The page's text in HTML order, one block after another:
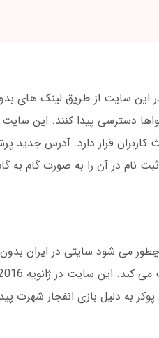
که در سال 1395 تاسیس شد. ثبت نام در این سایت از طریق
دسترسی پیدا کنند. این
کاربران قرار دارد. آدرس جدید
نام در آن را به صورت گام به
می شود سایتی در ایران بدون
آن در تیر ماه 1395 رونمایی شد. پرشین پوکر به دلیل بازی